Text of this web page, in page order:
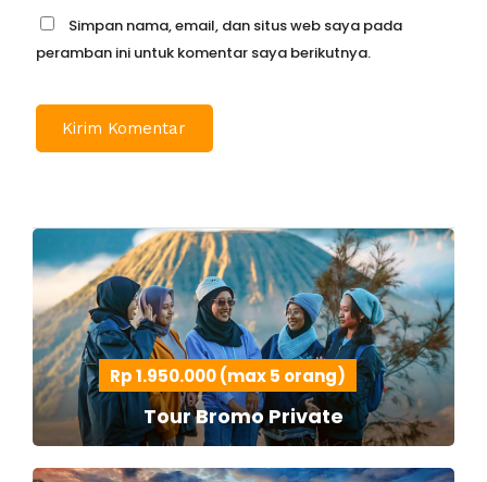
Simpan nama, email, dan situs web saya pada
peramban ini untuk komentar saya berikutnya.
Rp 1.950.000 (max 5 orang)
Tour Bromo Private